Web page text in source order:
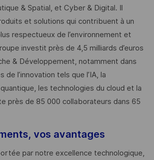
& Spatial, et Cyber & Digital. Il
et solutions qui contribuent à un
respectueux de l’environnement et
investit près de 4,5 milliards d’euros
& Développement, notamment dans
de l’innovation tels que l’IA, la
les technologies du cloud et la
près de 85 000 collaborateurs dans 65
vos avantages
par notre excellence technologique,